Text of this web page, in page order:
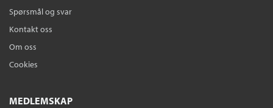
Spørsmål og svar
Kontakt oss
Om oss
Cookies
MEDLEMSKAP